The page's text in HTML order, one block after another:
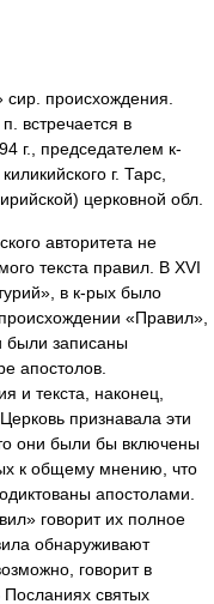
происхождения.
встречается в
г., председателем к-
г. Тарс,
церковной обл.
авторитета не
текста правил. В XVI
в к-рых было
«Правил»,
были записаны
апостолов.
и текста, наконец,
признавала эти
они были бы включены
к общему мнению, что
апостолами.
говорит их полное
обнаруживают
говорит в
святых